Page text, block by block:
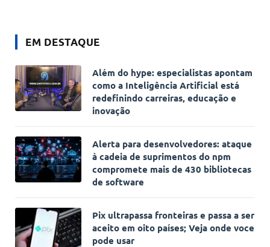
EM DESTAQUE
Além do hype: especialistas apontam
como a Inteligência Artificial está
redefinindo carreiras, educação e
inovação
Alerta para desenvolvedores: ataque
à cadeia de suprimentos do npm
compromete mais de 430 bibliotecas
de software
Pix ultrapassa fronteiras e passa a ser
aceito em oito países; Veja onde voce
pode usar